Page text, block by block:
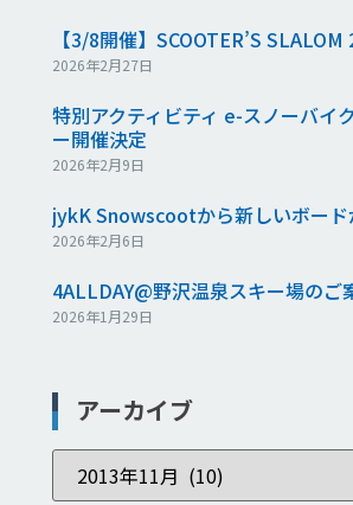
【3/8開催】SCOOTER’S
2026年2月27日
特別アクティビティ e-スノーバイ
ー開催決定
2026年2月9日
jykK Snowscootから新しいボード
2026年2月6日
4ALLDAY@野沢温泉スキー場のご
2026年1月29日
アーカイブ